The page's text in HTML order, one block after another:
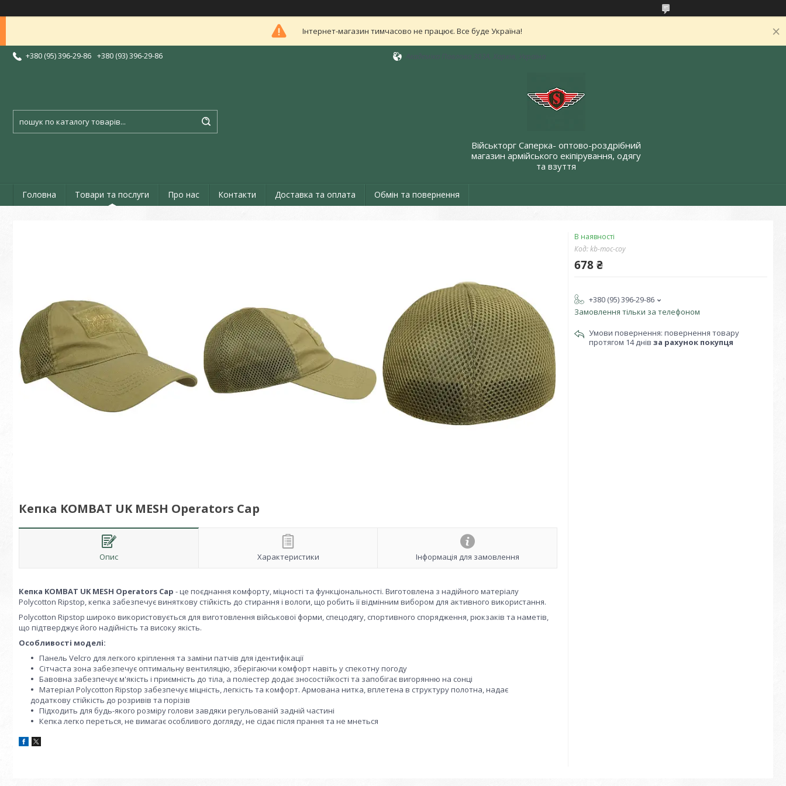
Інтернет-магазин тимчасово не працює. Все буде Україна!
+380 (95) 396-29-86 +380 (93) 396-29-86
Військторг Саперка- оптово-роздрібний
магазин армійського екіпірування, одягу
та взуття
Головна Товари та послуги Про нас Контакти Доставка та оплата Обмін та повернення
Кепка KOMBAT UK MESH Operators Cap
Опис Характеристики Інформація для замовлення
Кепка KOMBAT UK MESH Operators Cap - це поєднання комфорту, міцності та функціональності. Виготовлена з надійного матеріалу
Polycotton Ripstop, кепка забезпечує виняткову стійкість до стирання і вологи, що робить її відмінним вибором для активного використання.
Polycotton Ripstop широко використовується для виготовлення військової форми, спецодягу, спортивного спорядження, рюкзаків та наметів,
що підтверджує його надійність та високу якість.
Особливості моделі:
Панель Velcro для легкого кріплення та заміни патчів для ідентифікації
Сітчаста зона забезпечує оптимальну вентиляцію, зберігаючи комфорт навіть у спекотну погоду
Бавовна забезпечує м'якість і приємність до тіла, а поліестер додає зносостійкості та запобігає вигорянню на сонці
Матеріал Polycotton Ripstop забезпечує міцність, легкість та комфорт. Армована нитка, вплетена в структуру полотна, надає
додаткову стійкість до розривів та порізів
Підходить для будь-якого розміру голови завдяки регульованій задній частині
Кепка легко переться, не вимагає особливого догляду, не сідає після прання та не мнеться
В наявності
Код:kb-moc-coy
678 ₴
+380 (95) 396-29-86
Замовлення тільки за телефоном
повернення товару
протягом 14 днів за рахунок покупця